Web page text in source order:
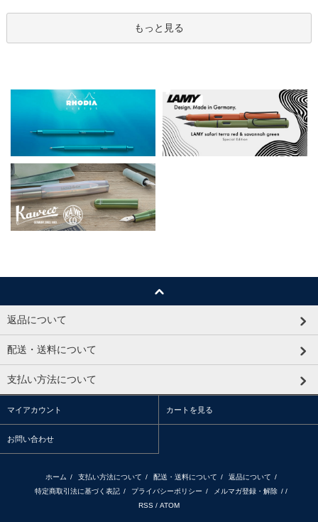
もっと見る
返品について
配送・送料について
支払い方法について
マイアカウント カートを見る
お問い合わせ
ホーム / 支払い方法について / 配送・送料について / 返品について /
特定商取引法に基づく表記 / プライバシーポリシー / メルマガ登録・解除 / /
RSS / ATOM